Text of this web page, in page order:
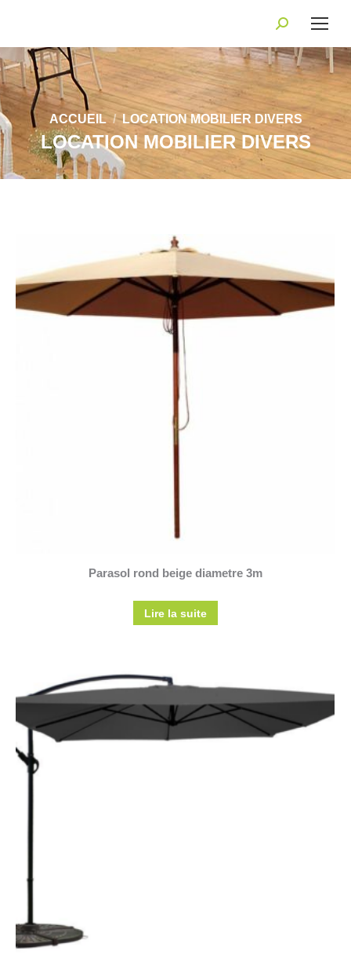
Recherche
:
Vous êtes ici :
ACCUEIL LOCATION MOBILIER DIVERS
LOCATION MOBILIER DIVERS
Parasol rond beige diametre 3m
Lire la suite